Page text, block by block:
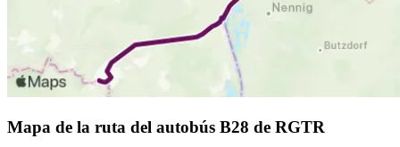
Mapa de la ruta del autobús B28 de RGTR